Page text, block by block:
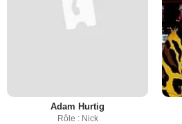
Adam Hurtig
Rôle : Nick